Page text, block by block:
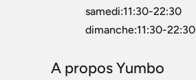
samedi:11:30-22:30
dimanche:11:30-22:30
A propos Yumbo